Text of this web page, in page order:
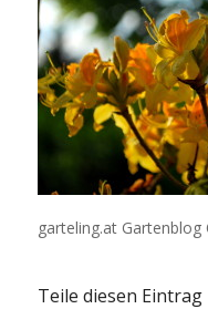
garteling.at Gartenblog
Teile diesen Eintrag